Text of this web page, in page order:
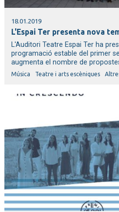
18.01.2019
L'Espai Ter presenta nova
L'Auditori Teatre Espai Ter ha
programació estable del primer
augmenta el nombre de
Música Teatre i arts escèniques